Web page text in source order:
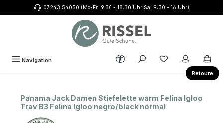
Zum Hauptinhalt springen07243 54050 (Mo-Fr: 9.30 - 18:30 Uhr Sa: 9:30 - 16 Uhr)
Retoure
Navigation Werkzeugleiste anzeigen
Du hast 0
Panama Jack Damen Stiefelette warm Felina Igloo
Trav B3 Felina Igloo negro/black normal